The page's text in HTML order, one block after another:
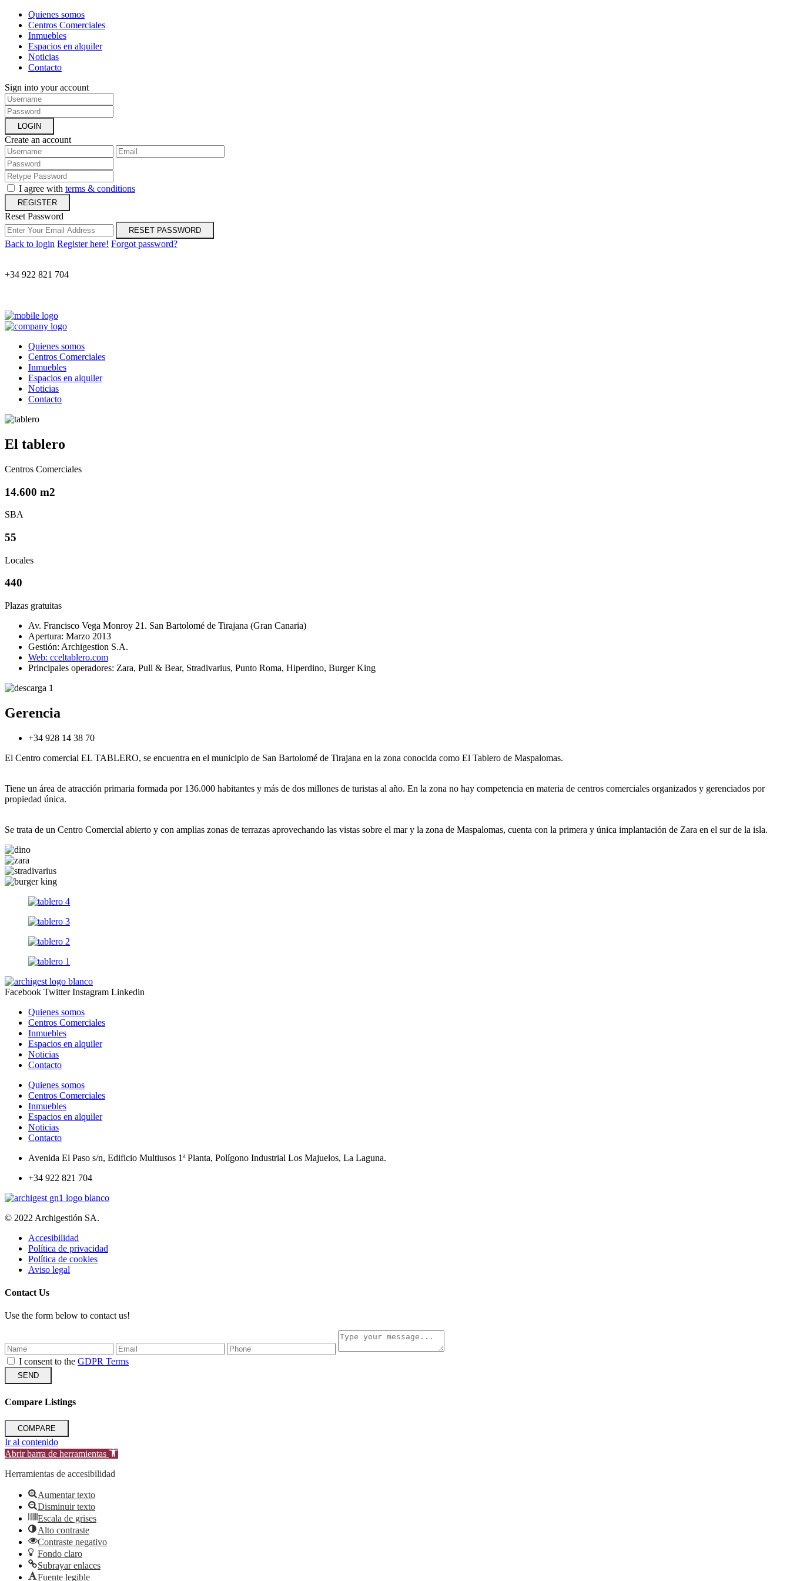
Quienes somos
Centros Comerciales
Inmuebles
Espacios en alquiler
Noticias
Contacto
Sign into your account
LOGIN
Create an account
I agree with terms & conditions
REGISTER
Reset Password
RESET PASSWORD
Back to login Register here! Forgot password?
+34 922 821 704
Quienes somos
Centros Comerciales
Inmuebles
Espacios en alquiler
Noticias
Contacto
El tablero
Centros Comerciales
14.600 m2
SBA
55
Locales
440
Plazas gratuitas
Av. Francisco Vega Monroy 21. San Bartolomé de Tirajana (Gran Canaria)
Apertura: Marzo 2013
Gestión: Archigestion S.A.
Web: cceltablero.com
Principales operadores: Zara, Pull & Bear, Stradivarius, Punto Roma, Hiperdino, Burger King
Gerencia
+34 928 14 38 70
El Centro comercial EL TABLERO, se encuentra en el municipio de San Bartolomé de Tirajana en la zona conocida como El Tablero de Maspalomas.
Tiene un área de atracción primaria formada por 136.000 habitantes y más de dos millones de turistas al año. En la zona no hay competencia en materia de centros comerciales organizados y gerenciados por
propiedad única.
Se trata de un Centro Comercial abierto y con amplias zonas de terrazas aprovechando las vistas sobre el mar y la zona de Maspalomas, cuenta con la primera y única implantación de Zara en el sur de la isla.
Facebook Twitter Instagram Linkedin
Quienes somos
Centros Comerciales
Inmuebles
Espacios en alquiler
Noticias
Contacto
Quienes somos
Centros Comerciales
Inmuebles
Espacios en alquiler
Noticias
Contacto
Avenida El Paso s/n, Edificio Multiusos 1ª Planta, Polígono Industrial Los Majuelos, La Laguna.
+34 922 821 704
© 2022 Archigestión SA.
Accesibilidad
Política de privacidad
Política de cookies
Aviso legal
Contact Us
Use the form below to contact us!
I consent to the GDPR Terms
SEND
Compare Listings
COMPARE
Ir al contenido
Abrir barra de herramientas
Herramientas de accesibilidad
Aumentar texto
Disminuir texto
Escala de grises
Alto contraste
Contraste negativo
Fondo claro
Subrayar enlaces
Fuente legible